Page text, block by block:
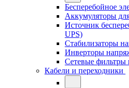
Бесперебойное
Аккумуляторы
Источник
UPS)
Стабилизаторы
Инверторы
Сетевые фильтры
Кабели и переходники